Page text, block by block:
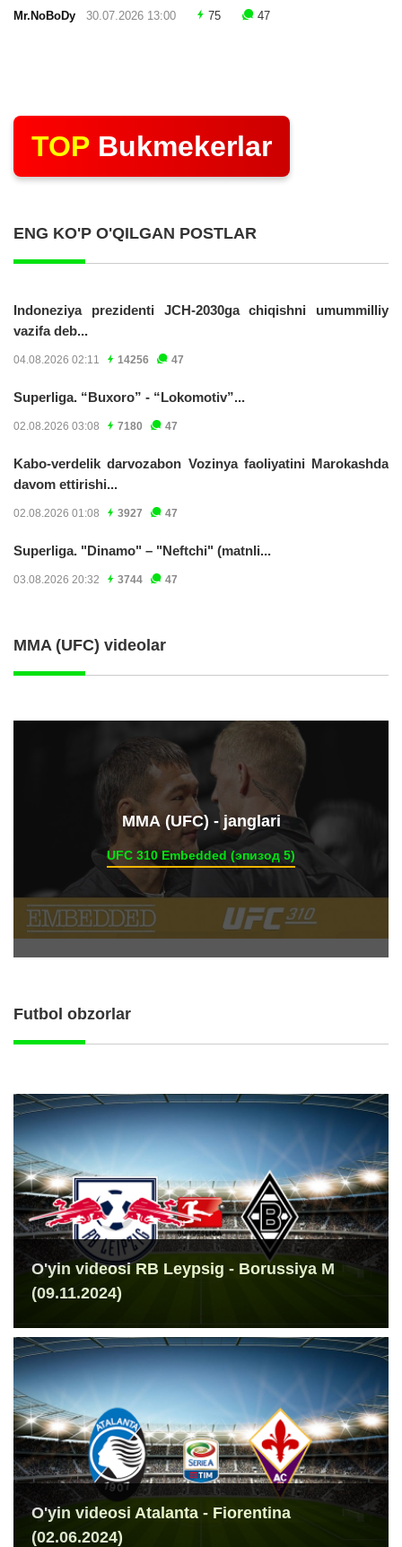
Mr.NoBoDy 30.07.2026 13:00 75 47
TOP Bukmekerlar
ENG KO'P O'QILGAN POSTLAR
Indoneziya prezidenti JCH-2030ga chiqishni umummilliy
vazifa deb...
04.08.2026 02:11 14256 47
Superliga. “Buxoro” - “Lokomotiv”...
02.08.2026 03:08 7180 47
Kabo-verdelik darvozabon Vozinya faoliyatini Marokashda
davom ettirishi...
02.08.2026 01:08 3927 47
Superliga. "Dinamo" – "Neftchi" (matnli...
03.08.2026 20:32 3744 47
MMA (UFC) videolar
ММА (UFC) - janglari
UFC 310 Embedded (эпизод 5)
Futbol obzorlar
O'yin videosi RB Leypsig - Borussiya M
(09.11.2024)
O'yin videosi Atalanta - Fiorentina
(02.06.2024)